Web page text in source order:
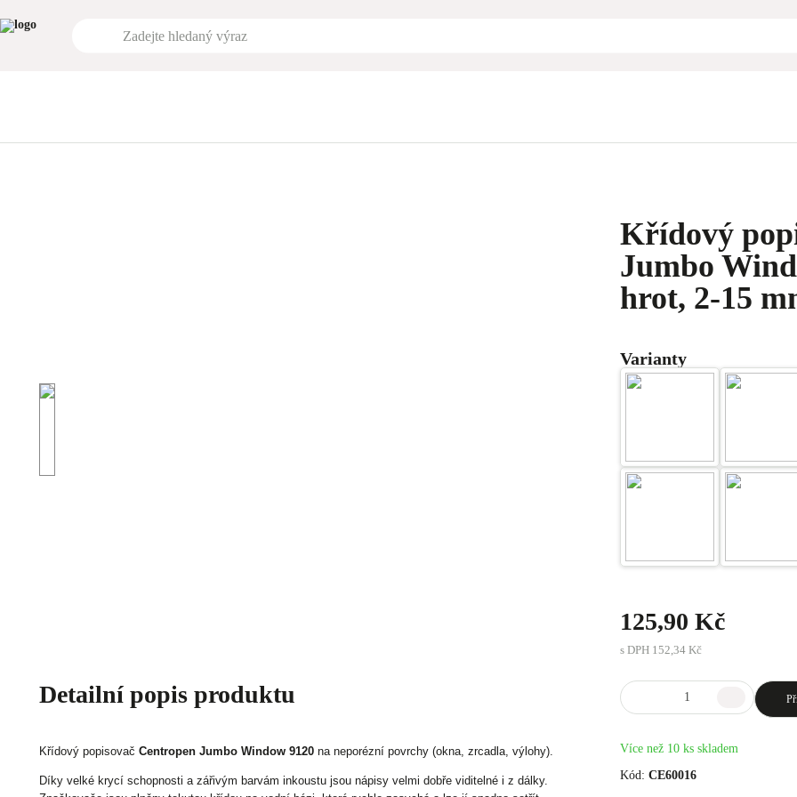
Detailní popis produktu
Křídový popisovač Centropen Jumbo Window 9120 na neporézní povrchy (okna, zrcadla, výlohy).
Díky velké krycí schopnosti a zářivým barvám inkoustu jsou nápisy velmi dobře viditelné i z dálky.
Křídový
Jumbo
hrot, 2-15
Varianty
125,90 Kč
s DPH 152,34 Kč
Více než 10 ks skladem
Kód: CE60016